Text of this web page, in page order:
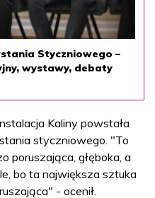
Styczniowego –
wystawy, debaty
Kaliny powstała
styczniowego. "To
poruszająca, głęboka, a
bo ta największa sztuka
- ocenił.